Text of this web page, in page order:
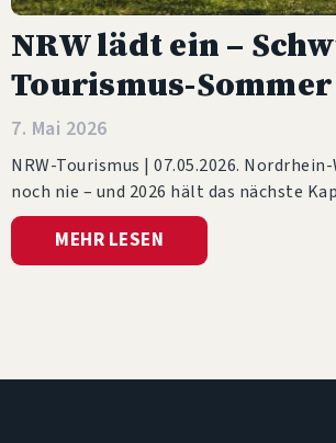
NRW lädt ein –
Tourismus-Sommer
7. Mai 2026
NRW-Tourismus | 07.05.2026.
noch nie – und 2026 hält das nächste
MEHR LESEN